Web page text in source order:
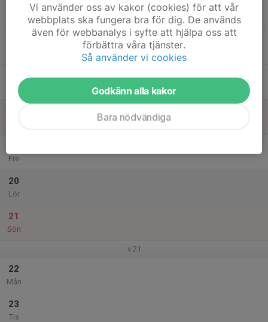
Ons
Fre
20
Lör
21
Sön
v.21
22
Mån
23
Tis
Vi använder oss av kakor (cookies) för att vår
webbplats ska fungera bra för dig. De används
även för webbanalys i syfte att hjälpa oss att
förbättra våra tjänster.
Så använder vi cookies
Godkänn alla kakor
Bara nödvändiga